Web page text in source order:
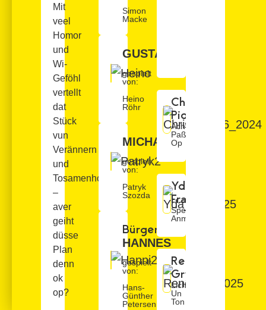
Mit
veel
Homor
und
Wi-
Geföhl
vertellt
dat
Stück
vun
Verännern
und
Tosamenhollen
–
aver
geiht
düsse
Plan
denn
ok
op?
Simon
Macke
GUSTAV
gespielt
von:
Heino
Röhr
MICHAEL
gespielt
von:
Patryk
Szozda
Bürgermeister
HANNES
gespielt
von:
Hans-
Günther
Petersen
Christina
Piotrowski
Achtern
Paßt
Op
Yda
Frank
Speelers
Anmoolt
René
Grygier
Licht
Un
Ton